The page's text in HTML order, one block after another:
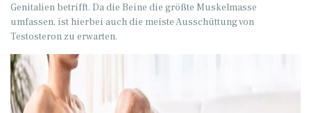
Genitalien betrifft. Da die Beine die größte Muskelmasse
umfassen, ist hierbei auch die meiste Ausschüttung von
Testosteron zu erwarten.